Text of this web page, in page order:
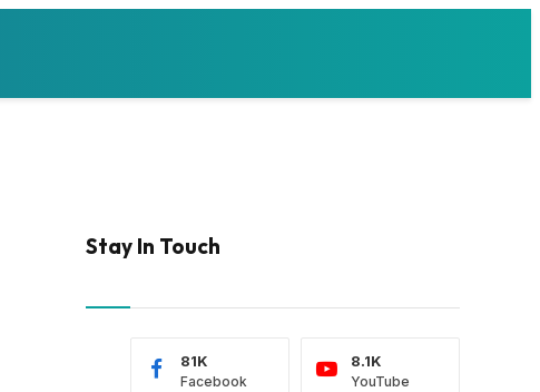
Stay In Touch
Facebook
81K
YouTube
8.1K